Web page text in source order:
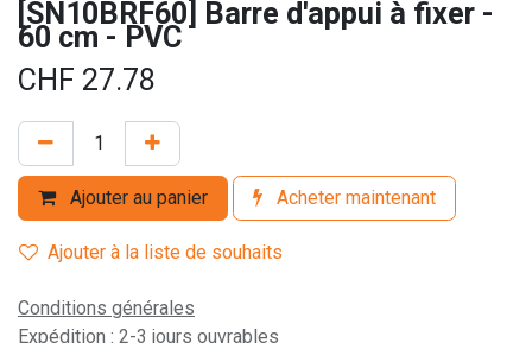
[SN10BRF60] Barre d'appui à fixer -
60 cm - PVC
CHF 27.78
Ajouter au panier Acheter maintenant
Ajouter à la liste de souhaits
Conditions générales
Expédition : 2-3 jours ouvrables